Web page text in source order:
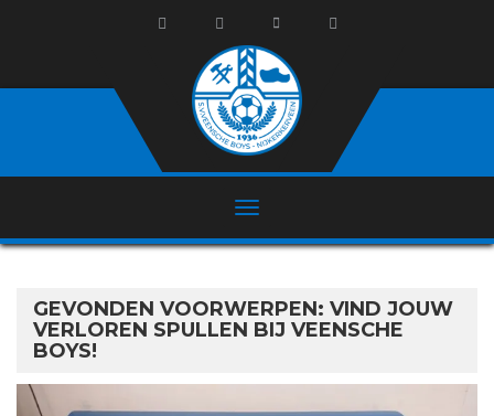
GEVONDEN VOORWERPEN: VIND JOUW
VERLOREN SPULLEN BIJ VEENSCHE
BOYS!